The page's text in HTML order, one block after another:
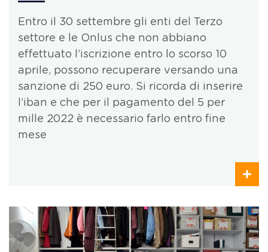
Entro il 30 settembre gli enti del Terzo
settore e le Onlus che non abbiano
effettuato l’iscrizione entro lo scorso 10
aprile, possono recuperare versando una
sanzione di 250 euro. Si ricorda di inserire
l’iban e che per il pagamento del 5 per
mille 2022 è necessario farlo entro fine
mese